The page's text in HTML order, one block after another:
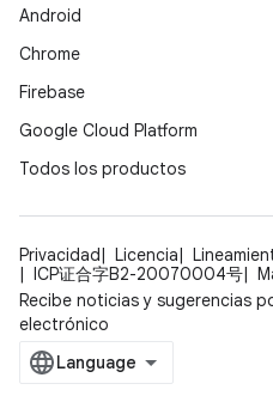
Android
Chrome
Firebase
Google Cloud Platform
Todos los productos
Privacidad Licencia
ICP证合字B2-20070004号
Recibe noticias y sugerencias
electrónico